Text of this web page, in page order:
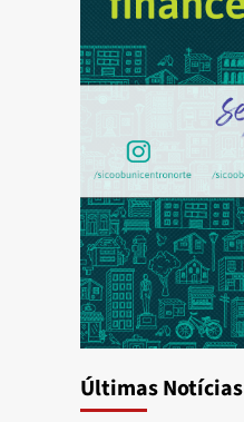
Últimas Notícias